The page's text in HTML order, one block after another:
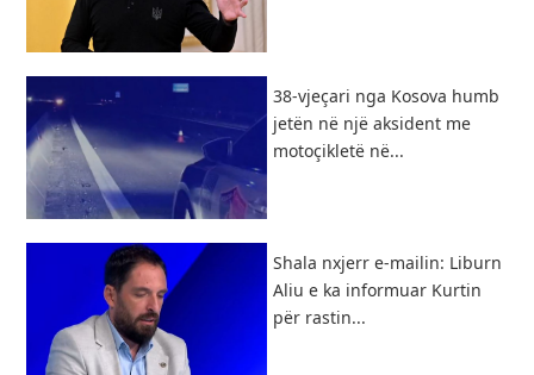
38-vjeçari nga Kosova humb
jetën në një aksident me
motoçikletë në...
Shala nxjerr e-mailin: Liburn
Aliu e ka informuar Kurtin
për rastin...